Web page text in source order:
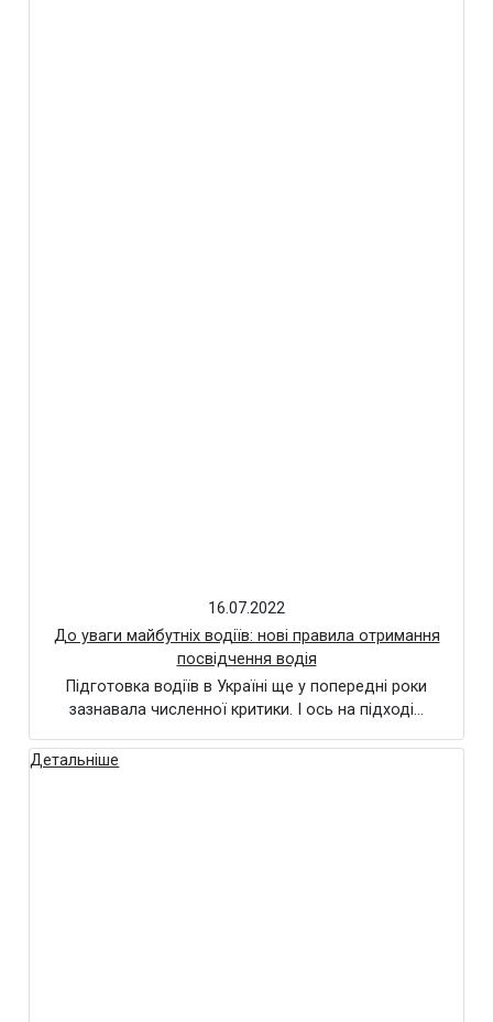
16.07.2022
До уваги майбутніх водіїв: нові правила отримання
посвідчення водія
Підготовка водіїв в Україні ще у попередні роки
зазнавала численної критики. І ось на підході…
Детальніше